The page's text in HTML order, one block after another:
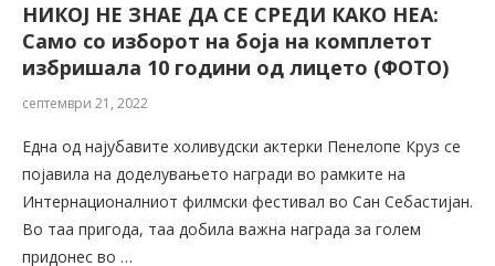
НИКОЈ НЕ ЗНАЕ ДА СЕ СРЕДИ КАКО НЕА:
Само со изборот на боја на комплетот
избришала 10 години од лицето (ФОТО)
септември 21, 2022
Една од најубавите холивудски актерки Пенелопе Круз се
појавила на доделувањето награди во рамките на
Интернационалниот филмски фестивал во Сан Себастијан.
Во таа пригода, таа добила важна награда за голем
придонес во …